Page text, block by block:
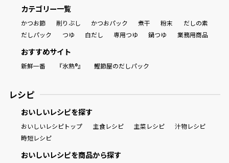
カテゴリー一覧
かつお節 削りぶし かつおパック 煮干 粉末
だしの素
だしパック
つゆ 白だし 専用つゆ 鍋つゆ 業務用商品
おすすめサイト
新鮮一番 『氷熟®』 鰹節屋のだしパック
レシピ
おいしいレシピを探す
おいしいレシピトップ 主食レシピ 主菜レシピ
汁物レシピ
時短レシピ
おいしいレシピを商品から探す